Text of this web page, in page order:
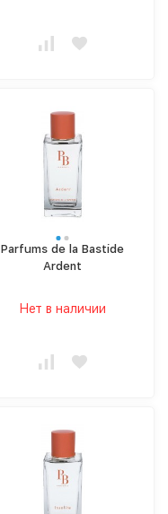
Parfums de la Bastide
Ardent
Нет в наличии